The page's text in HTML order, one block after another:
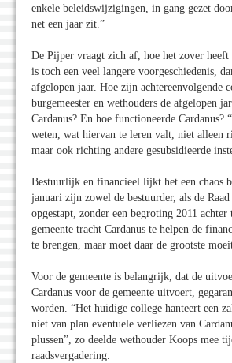
enkele beleidswijzigingen, in gang gezet
net een jaar zit.”
De Pijper vraagt zich af, hoe het zover
is toch een veel langere voorgeschiedenis,
afgelopen jaar. Hoe zijn achtereenvolgende
burgemeester en wethouders de afgelopen
Cardanus? En hoe functioneerde
weten, wat hiervan te leren valt, niet alleen
maar ook richting andere gesubsidieerde
Bestuurlijk en financieel lijkt het een chaos
januari zijn zowel de bestuurder, als de
opgestapt, zonder een begroting 2011 achter
gemeente tracht Cardanus te helpen de
te brengen, maar moet daar de grootste
Voor de gemeente is belangrijk, dat de
Cardanus voor de gemeente uitvoert,
worden. “Het huidige college hanteert een
niet van plan eventuele verliezen van
plussen”, zo deelde wethouder Koops mee
raadsvergadering.